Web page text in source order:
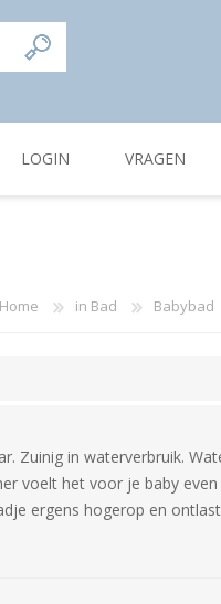
INLOGGEN
LOGIN VRAGEN
Home in Bad Babybad
Zuinig in waterverbruik.
voelt het voor je baby
ergens hogerop en